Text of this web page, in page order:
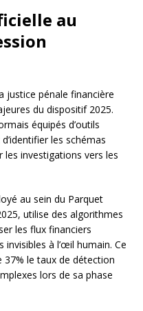
au
justice pénale financière
du dispositif 2025.
équipés d’outils
les schémas
les investigations vers les
au sein du Parquet
utilise des algorithmes
les flux financiers
à l’œil humain. Ce
37% le taux de détection
lors de sa phase